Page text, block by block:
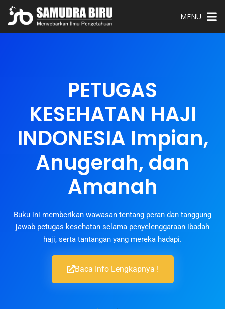
MENU
PETUGAS
KESEHATAN HAJI
INDONESIA Impian,
Anugerah, dan
Amanah
Buku ini memberikan wawasan tentang peran dan tanggung
jawab petugas kesehatan selama penyelenggaraan ibadah
haji, serta tantangan yang mereka hadapi.
Baca Info Lengkapnya !